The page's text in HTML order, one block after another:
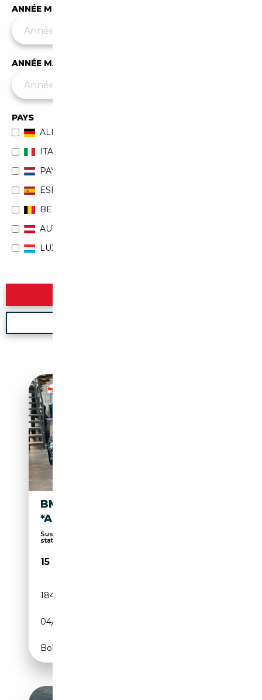
ANNÉE MIN
ANNÉE MAX
PAYS
ALLEMAGNE
ITALIE
PAYS-BAS
ESPAGNE
BELGIQUE
AUTRICHE
LUXEMBOURG
BMW X4 XDRIVE 20 D
*AHK*TÜV NEU*M-PAKET*
Suspension sport, Capteurs d'aide au
stationnement...
15 499€
184 246 km
04/2015
Boîte manuelle